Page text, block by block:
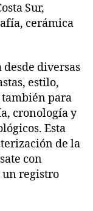
Sur,
cerámica
diversas
estilo,
para
cronología y
Esta
de la
con
registro